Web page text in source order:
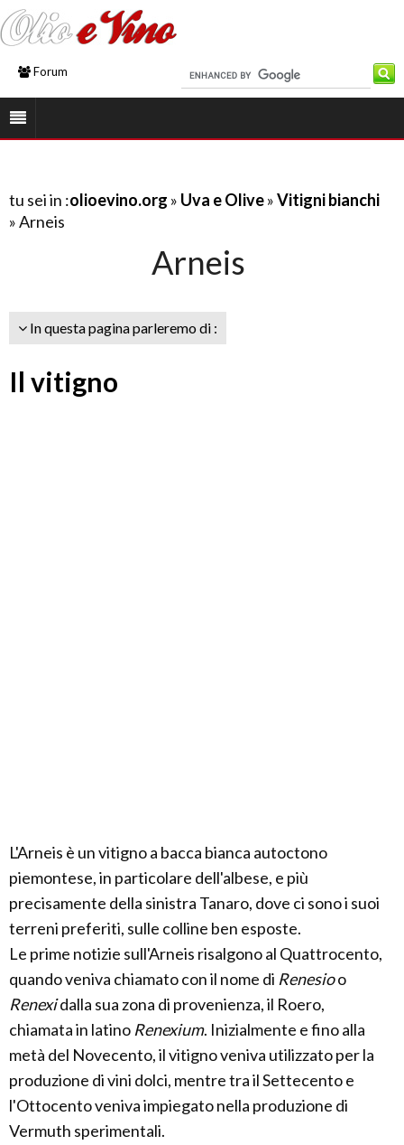
Forum
tu sei in :olioevino.org » Uva e Olive»Vitigni bianchi
» Arneis
Arneis
In questa pagina parleremo di :
Il vitigno
L'Arneis è un vitigno a bacca bianca autoctono
piemontese, in particolare dell'albese, e più
precisamente della sinistra Tanaro, dove ci sono i suoi
terreni preferiti, sulle colline ben esposte.
Le prime notizie sull'Arneis risalgono al Quattrocento,
quando veniva chiamato con il nome di Renesioo
Renexidalla sua zona di provenienza, il Roero,
chiamata in latino Renexium. Inizialmente e fino alla
metà del Novecento, il vitigno veniva utilizzato per la
produzione di vini dolci, mentre tra il Settecento e
l'Ottocento veniva impiegato nella produzione di
Vermuth sperimentali.